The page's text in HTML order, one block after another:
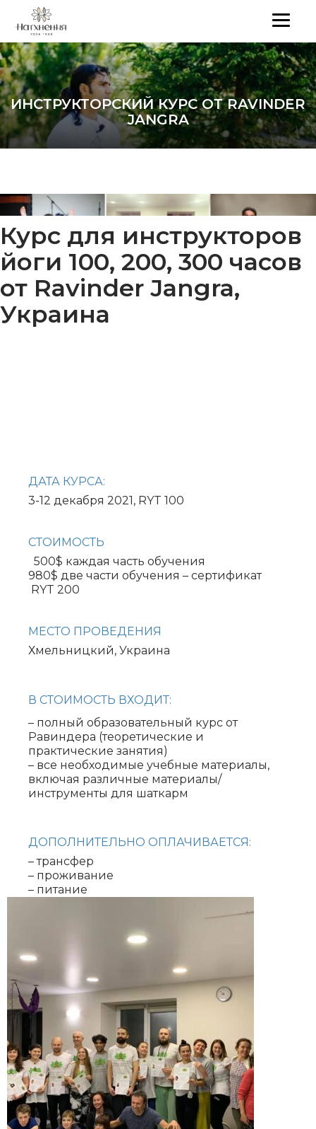
ИНСТРУКТОРСКИЙ КУРС ОТ RAVINDER
JANGRA
Курс для инструкторов
йоги 100, 200, 300 часов
от Ravinder Jangra,
Украина
ДАТА КУРСА:
3-12 декабря 2021, RYT 100
СТОИМОСТЬ
500$ каждая часть обучения
980$ две части обучения – сертификат
RYT 200
МЕСТО ПРОВЕДЕНИЯ
Хмельницкий, Украина
В СТОИМОСТЬ ВХОДИТ:
– полный образовательный курс от
Равиндера (теоретические и
практические занятия)
– все необходимые учебные материалы,
включая различные материалы/
инструменты для шаткарм
ДОПОЛНИТЕЛЬНО ОПЛАЧИВАЕТСЯ:
– трансфер
– проживание
– питание